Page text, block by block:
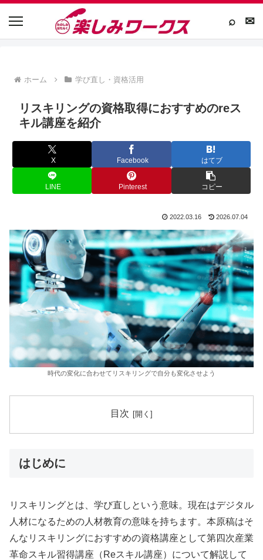
⌕ ✉
ホーム 学び直し・資格活用
リスキリングの資格取得におすすめのreス
キル講座を紹介
X Facebook はてブ
LINE Pinterest コピー
2022.03.16 2026.07.04
時代の変化に合わせてリスキリングで自分も変化させよう
目次
はじめに
リスキリングとは、学び直しという意味。現在はデジタル
人材になるための人材教育の意味を持ちます。本原稿はそ
んなリスキリングにおすすめの資格講座として第四次産業
革命スキル習得講座（Reスキル講座）について解説して